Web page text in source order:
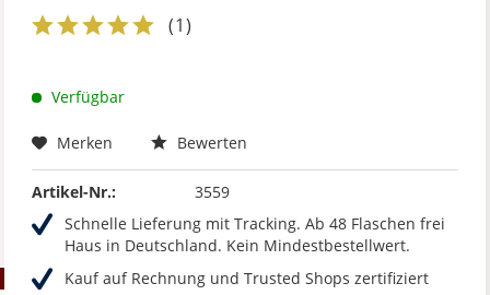
(1)
Verfügbar
Merken Bewerten
Artikel-Nr.:
3559
Schnelle Lieferung mit Tracking. Ab 48 Flaschen frei
Haus in Deutschland. Kein Mindestbestellwert.
Kauf auf Rechnung und Trusted Shops zertifiziert